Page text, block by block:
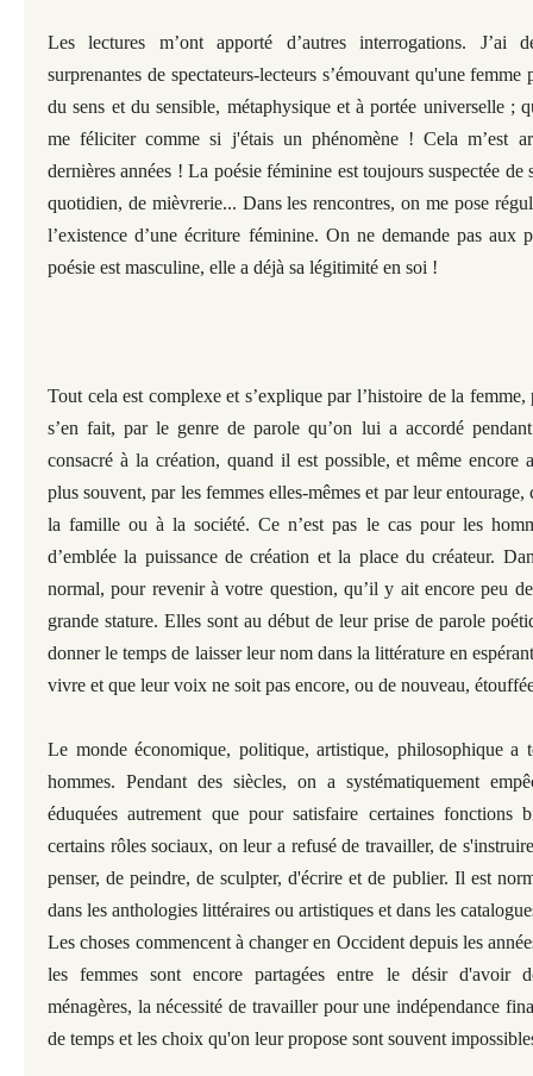
Les lectures m’ont apporté d’autres interrogations. J’ai
surprenantes de spectateurs-lecteurs s’émouvant qu'une femme
du sens et du sensible, métaphysique et à portée universelle ;
me féliciter comme si j'étais un phénomène ! Cela m’est
dernières années ! La poésie féminine est toujours suspectée de
quotidien, de mièvrerie... Dans les rencontres, on me pose
l’existence d’une écriture féminine. On ne demande pas aux
poésie est masculine, elle a déjà sa légitimité en soi !
Tout cela est complexe et s’explique par l’histoire de la femme,
s’en fait, par le genre de parole qu’on lui a accordé
consacré à la création, quand il est possible, et même encore
plus souvent, par les femmes elles-mêmes et par leur
la famille ou à la société. Ce n’est pas le cas pour les
d’emblée la puissance de création et la place du créateur.
normal, pour revenir à votre question, qu’il y ait encore peu
grande stature. Elles sont au début de leur prise de parole
donner le temps de laisser leur nom dans la littérature en
vivre et que leur voix ne soit pas encore, ou de nouveau,
Le monde économique, politique, artistique, philosophique a
hommes. Pendant des siècles, on a systématiquement
éduquées autrement que pour satisfaire certaines fonctions
certains rôles sociaux, on leur a refusé de travailler, de
penser, de peindre, de sculpter, d'écrire et de publier. Il est
dans les anthologies littéraires ou artistiques et dans les
Les choses commencent à changer en Occident depuis les
les femmes sont encore partagées entre le désir d'avoir
ménagères, la nécessité de travailler pour une indépendance
de temps et les choix qu'on leur propose sont souvent